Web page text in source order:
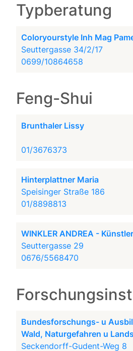
Typberatung
Coloryourstyle Inh Mag
Seuttergasse 34/2/17
0699/10864658
Feng-Shui
Brunthaler Lissy
01/3676373
Hinterplattner Maria
Speisinger Straße 186
01/8898813
WINKLER ANDREA -
Seuttergasse 29
0676/5568470
Bundesforschungs- u
Wald, Naturgefahren u
Seckendorff-Gudent-Weg 8